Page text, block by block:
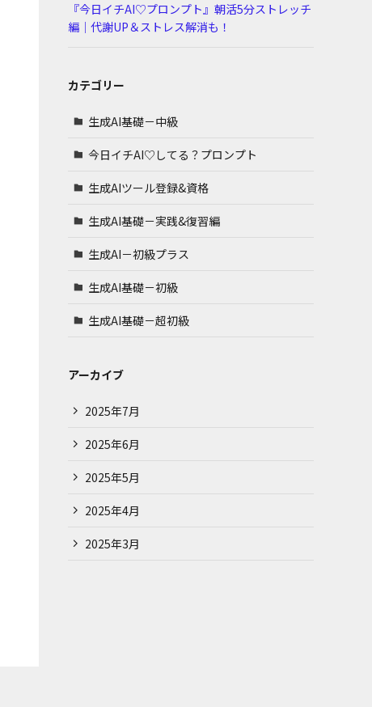
『今日イチAI♡プロンプト』朝活5分ストレッチ
編｜代謝UP＆ストレス解消も！
カテゴリー
生成AI基礎－中級
今日イチAI♡してる？プロンプト
生成AIツール登録&資格
生成AI基礎－実践&復習編
生成AI－初級プラス
生成AI基礎－初級
生成AI基礎－超初級
アーカイブ
2025年7月
2025年6月
2025年5月
2025年4月
2025年3月